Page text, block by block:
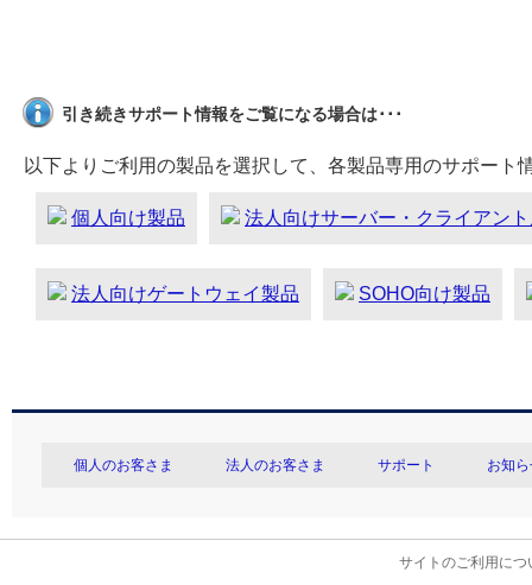
引き続きサポート情報をご覧になる場合は･･･
以下よりご利用の製品を選択して、各製品専用のサポート
個人向け製品 法人向けサーバー・クライアン
法人向けゲートウェイ製品 SOHO向け製品
個人のお客さま 法人のお客さま サポート お知
サイトのご利用につ